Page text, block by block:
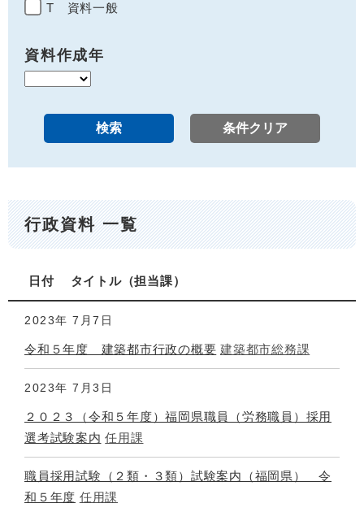
T 資料一般
資料作成年
行政資料 一覧
日付 タイトル 担当課
2023年 7月7日
令和５年度 建築都市行政の概要 建築都市総務課
2023年 7月3日
２０２３（令和５年度）福岡県職員（労務職員）採用
選考試験案内 任用課
職員採用試験（２類・３類）試験案内（福岡県） 令
和５年度 任用課